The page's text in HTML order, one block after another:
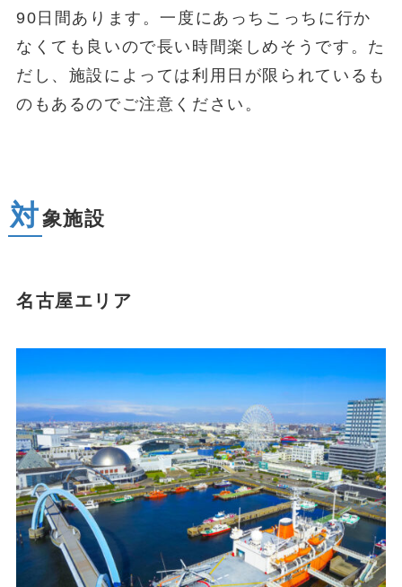
90日間あります。一度にあっちこっちに行か
なくても良いので長い時間楽しめそうです。た
だし、施設によっては利用日が限られているも
のもあるのでご注意ください。
対象施設
名古屋エリア